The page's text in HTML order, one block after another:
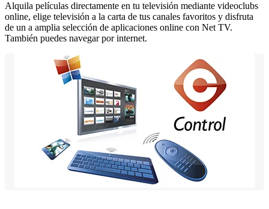
Alquila películas directamente en tu televisión mediante videoclubs
online, elige televisión a la carta de tus canales favoritos y disfruta
de un a amplia selección de aplicaciones online con Net TV.
También puedes navegar por internet.